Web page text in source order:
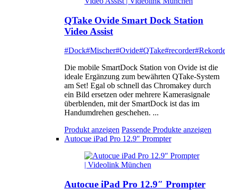
QTake Ovide Smart Dock Station
Video Assist
#Dock#Mischer#Ovide#QTake#recorder
Die mobile SmartDock Station von Ovide ist die
ideale Ergänzung zum bewährten QTake-System
am Set! Egal ob schnell das Chromakey durch
ein Bild ersetzen oder mehrere Kamerasignale
überblenden, mit der SmartDock ist das im
Handumdrehen geschehen. ...
Produkt anzeigen Passende Produkte anzeigen
Autocue iPad Pro 12.9″ Prompter
Autocue iPad Pro 12.9″ Prompter